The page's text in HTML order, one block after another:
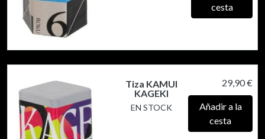
cesta
Tiza KAMUI
KAGEKI
EN STOCK
29,90 €
Añadir a la
cesta